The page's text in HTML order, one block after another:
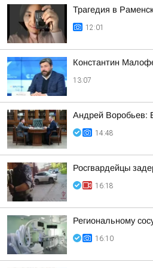
Трагедия в
12:01
Константин
13:07
Андрей Воробьев:
14:48
Росгвардейцы
16:18
Региональному
16:10